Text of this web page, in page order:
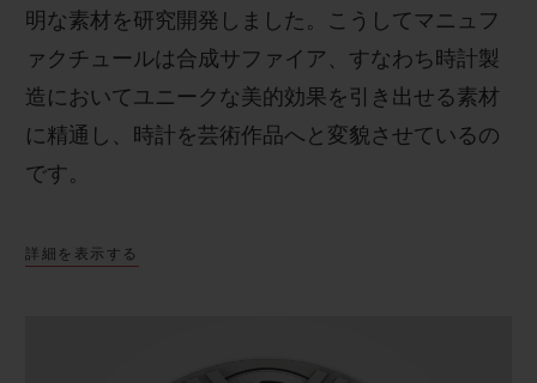
明な素材を研究開発しました。こうしてマニュフ
ァクチュールは合成サファイア、すなわち時計製
造においてユニークな美的効果を引き出せる素材
に精通し、時計を芸術作品へと変貌させているの
です。
詳細を表示する